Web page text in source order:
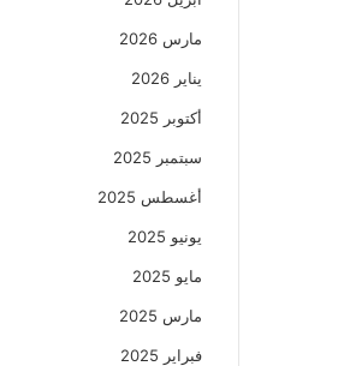
مارس 2026
يناير 2026
أكتوبر 2025
سبتمبر 2025
أغسطس 2025
يونيو 2025
مايو 2025
مارس 2025
فبراير 2025